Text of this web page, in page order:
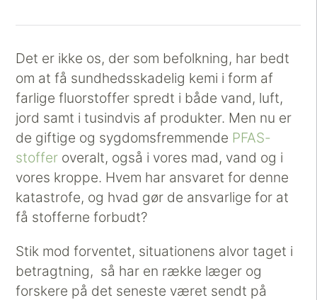
Det er ikke os, der som befolkning, har bedt
om at få sundhedsskadelig kemi i form af
farlige fluorstoffer spredt i både vand, luft,
jord samt i tusindvis af produkter. Men nu er
de giftige og sygdomsfremmende PFAS-
stoffer overalt, også i vores mad, vand og i
vores kroppe. Hvem har ansvaret for denne
katastrofe, og hvad gør de ansvarlige for at
få stofferne forbudt?
Stik mod forventet, situationens alvor taget i
betragtning, så har en række læger og
forskere på det seneste været sendt på